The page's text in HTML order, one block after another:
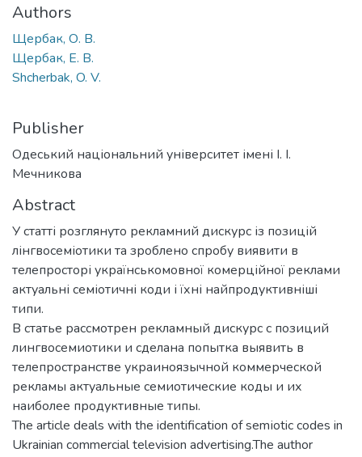
Authors
Щербак, О. В.
Щербак, Е. В.
Shcherbak, O. V.
Publisher
Одеський національний університет імені І. І.
Мечникова
Abstract
У статті розглянуто рекламний дискурс із позицій
лінгвосеміотики та зроблено спробу виявити в
телепросторі українськомовної комерційної реклами
актуальні семіотичні коди і їхні найпродуктивніші
типи.
В статье рассмотрен рекламный дискурс с позиций
лингвосемиотики и сделана попытка выявить в
телепространстве украиноязычной коммерческой
рекламы актуальные семиотические коды и их
наиболее продуктивные типы.
The article deals with the identification of semіotic codes in
Ukrainian commercial television advertising.The author